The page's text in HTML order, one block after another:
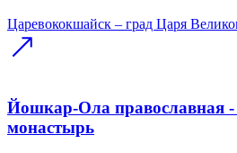
Царевококшайск – град Царя
Йошкар-Ола православная
монастырь